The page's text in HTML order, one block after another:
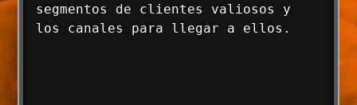
segmentos de clientes valiosos y
los canales para llegar a ellos.